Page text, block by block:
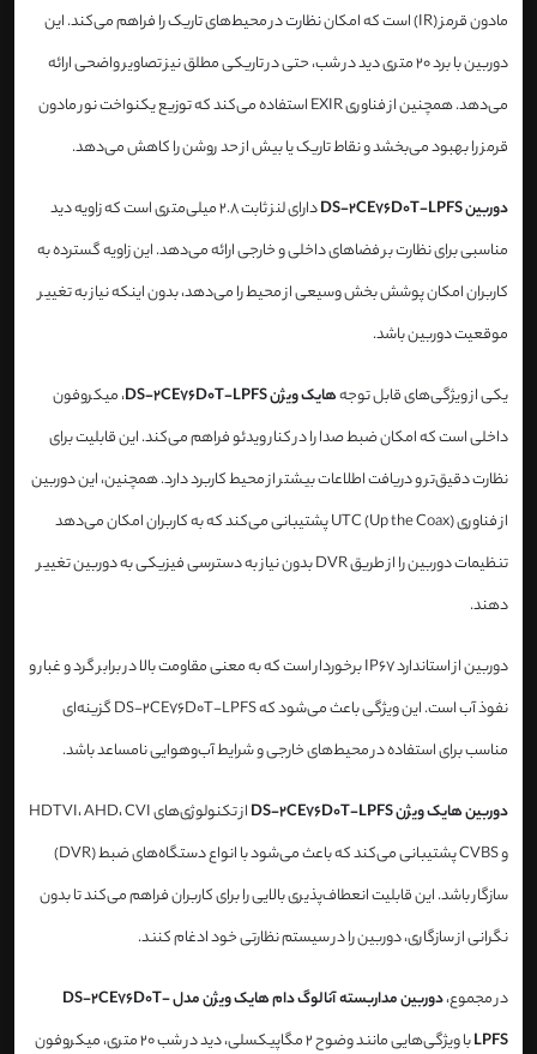
مادون قرمز (IR) است که امکان نظارت در محیط‌های تاریک را فراهم می‌کند. این
دوربین با برد 20 متری دید در شب، حتی در تاریکی مطلق نیز تصاویر واضحی ارائه
می‌دهد. همچنین از فناوری EXIR استفاده می‌کند که توزیع یکنواخت نور مادون
قرمز را بهبود می‌بخشد و نقاط تاریک یا بیش از حد روشن را کاهش می‌دهد.
دوربین DS-2CE76D0T-LPFS
دارای لنز ثابت 2.8 میلی‌متری است که زاویه دید
مناسبی برای نظارت بر فضاهای داخلی و خارجی ارائه می‌دهد. این زاویه گسترده به
کاربران امکان پوشش بخش وسیعی از محیط را می‌دهد، بدون اینکه نیاز به تغییر
موقعیت دوربین باشد.
یکی از ویژگی‌های قابل توجههایک ویژن DS-2CE76D0T-LPFS
، میکروفون
داخلی است که امکان ضبط صدا را در کنار ویدئو فراهم می‌کند. این قابلیت برای
نظارت دقیق‌تر و دریافت اطلاعات بیشتر از محیط کاربرد دارد. همچنین، این دوربین
از فناوری UTC (Up the Coax) پشتیبانی می‌کند که به کاربران امکان می‌دهد
تنظیمات دوربین را از طریق DVR بدون نیاز به دسترسی فیزیکی به دوربین تغییر
دهند.
دوربین از استاندارد IP67 برخوردار است که به معنی مقاومت بالا در برابر گرد و غبار و
نفوذ آب است. این ویژگی باعث می‌شود که DS-2CE76D0T-LPFS گزینه‌ای
مناسب برای استفاده در محیط‌های خارجی و شرایط آب‌و‌هوایی نامساعد باشد.
دوربین هایک ویژن DS-2CE76D0T-LPFS
از تکنولوژی‌های HDTVI، AHD، CVI
و CVBS پشتیبانی می‌کند که باعث می‌شود با انواع دستگاه‌های ضبط (DVR)
سازگار باشد. این قابلیت انعطاف‌پذیری بالایی را برای کاربران فراهم می‌کند تا بدون
نگرانی از سازگاری، دوربین را در سیستم نظارتی خود ادغام کنند.
در مجموع،
دوربین مداربسته آنالوگ دام هایک ویژن مدل DS-2CE76D0T-
LPFS
با ویژگی‌هایی مانند وضوح 2 مگاپیکسلی، دید در شب 20 متری، میکروفون